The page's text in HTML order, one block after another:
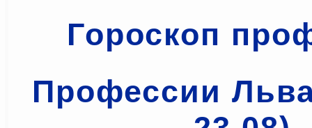
Гороскоп
Профессии